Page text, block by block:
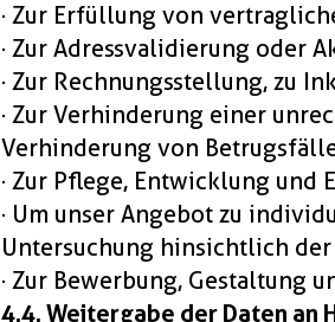
· Zur Erfüllung von
· Zur Adressvalidierung oder
· Zur Rechnungsstellung, zu
· Zur Verhinderung einer
Verhinderung von
· Zur Pflege, Entwicklung und
· Um unser Angebot zu
Untersuchung hinsichtlich
· Zur Bewerbung, Gestaltung
4.4. Weitergabe der Daten